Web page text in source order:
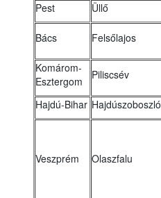
Pest
Üllő
Bács Felsőlajos
Komárom-
Esztergom
Piliscsév
Hajdú-Bihar Hajdúszoboszló
Veszprém Olaszfalu